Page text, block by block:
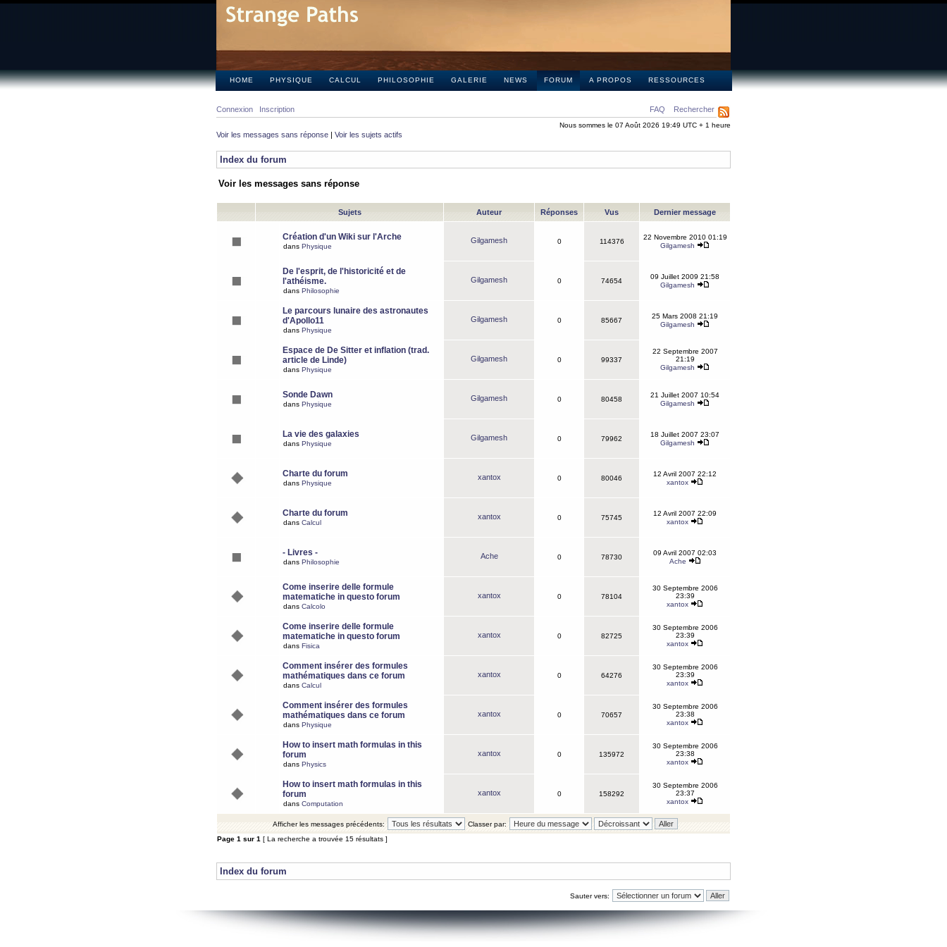
HOME PHYSIQUE CALCUL PHILOSOPHIE GALERIE NEWS FORUM A PROPOS RESSOURCES
FAQ Rechercher
Connexion Inscription
Nous sommes le 07 Août 2026 19:49 UTC + 1 heure
Voir les messages sans réponse | Voir les sujets actifs
Index du forum
Voir les messages sans réponse
Sujets Auteur Réponses Vus Dernier message
Création d'un Wiki sur l'Arche
dans Physique
Gilgamesh 0 114376
22 Novembre 2010 01:19
Gilgamesh
De l'esprit, de l'historicité et de
l'athéisme.
dans Philosophie
Gilgamesh 0 74654
09 Juillet 2009 21:58
Gilgamesh
Le parcours lunaire des astronautes
d'Apollo11
dans Physique
Gilgamesh 0 85667
25 Mars 2008 21:19
Gilgamesh
Espace de De Sitter et inflation (trad.
article de Linde)
dans Physique
Gilgamesh 0 99337
22 Septembre 2007
21:19
Gilgamesh
Sonde Dawn
dans Physique
Gilgamesh 0 80458
21 Juillet 2007 10:54
Gilgamesh
La vie des galaxies
dans Physique
Gilgamesh 0 79962
18 Juillet 2007 23:07
Gilgamesh
Charte du forum
dans Physique
xantox 0 80046
12 Avril 2007 22:12
xantox
Charte du forum
dans Calcul
xantox 0 75745
12 Avril 2007 22:09
xantox
- Livres -
dans Philosophie
Ache 0 78730
09 Avril 2007 02:03
Ache
Come inserire delle formule
matematiche in questo forum
dans Calcolo
xantox 0 78104
30 Septembre 2006
23:39
xantox
Come inserire delle formule
matematiche in questo forum
dans Fisica
xantox 0 82725
30 Septembre 2006
23:39
xantox
Comment insérer des formules
mathématiques dans ce forum
dans Calcul
xantox 0 64276
30 Septembre 2006
23:39
xantox
Comment insérer des formules
mathématiques dans ce forum
dans Physique
xantox 0 70657
30 Septembre 2006
23:38
xantox
How to insert math formulas in this
forum
dans Physics
xantox 0 135972
30 Septembre 2006
23:38
xantox
How to insert math formulas in this
forum
dans Computation
xantox 0 158292
30 Septembre 2006
23:37
xantox
Afficher les messages précédents:
Classer par:
Page 1 sur 1 [ La recherche a trouvée 15 résultats ]
Index du forum
Sauter vers: